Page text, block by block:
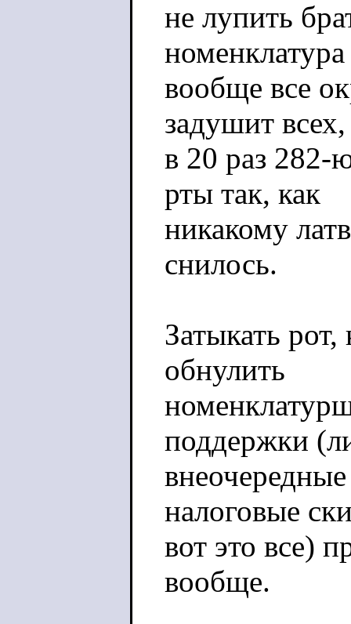
не лупить
вообще все
задушит
в 20 раз 282-
рты так, как
никакому
снилось.
Затыкать
обнулить
поддержки
налоговые
вот это все)
вообще.